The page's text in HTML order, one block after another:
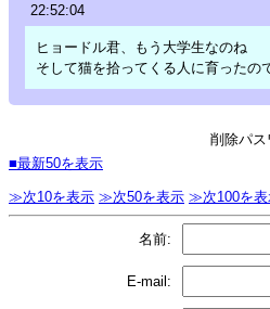
22:52:04
ヒョードル君、もう大学生なのね
そして猫を拾ってくる人に育ったの
削除パス
■最新50を表示
≫次10を表示 ≫次50を表示 ≫次100を表
名前:
E-mail: